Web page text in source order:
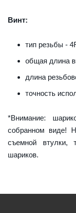
Винт:
тип резьбы -
общая длина
длина
точность
*Внимание:
собранном виде!
съемной втулки,
шариков.